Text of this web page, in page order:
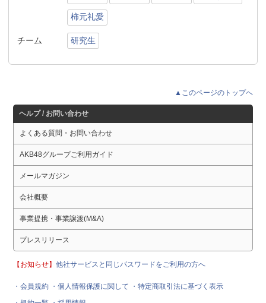
柿元礼愛
チーム 研究生
▲このページのトップへ
ヘルプ / お問い合わせ
よくある質問・お問い合わせ
AKB48グループご利用ガイド
メールマガジン
会社概要
事業提携・事業譲渡(M&A)
プレスリリース
【お知らせ】他社サービスと同じパスワードをご利用の方へ
・会員規約 ・個人情報保護に関して
・特定商取引法に基づく表示